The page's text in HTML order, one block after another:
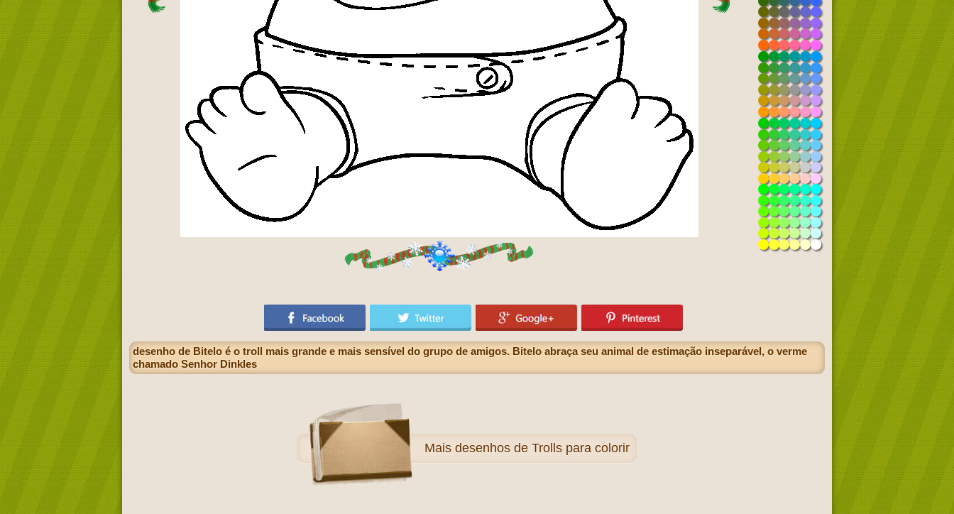
desenho de Bitelo é o troll mais grande e mais sensível do grupo de amigos. Bitelo abraça seu animal de estimação inseparável, o verme
chamado Senhor Dinkles
Mais desenhos de Trolls para colorir